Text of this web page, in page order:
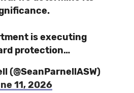
is executing
protection…
(@SeanParnellASW)
11, 2026